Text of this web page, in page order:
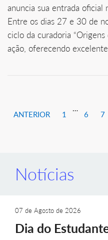
anuncia sua entrada oficial
Entre os dias 27 e 30 de
ciclo da curadoria
ação, oferecendo
ANTERIOR 1
…
6 7
Notícias
07 de Agosto de 2026
Dia do